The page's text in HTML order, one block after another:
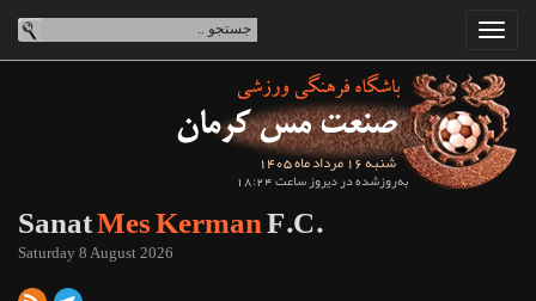
شنبه 16 مرداد ماه 1405
به‌روزشده در دیروز ساعت 18:24
SanatMes KermanF.C.
Saturday 8 August 2026